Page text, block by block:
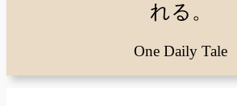
れる。
One Daily Tale